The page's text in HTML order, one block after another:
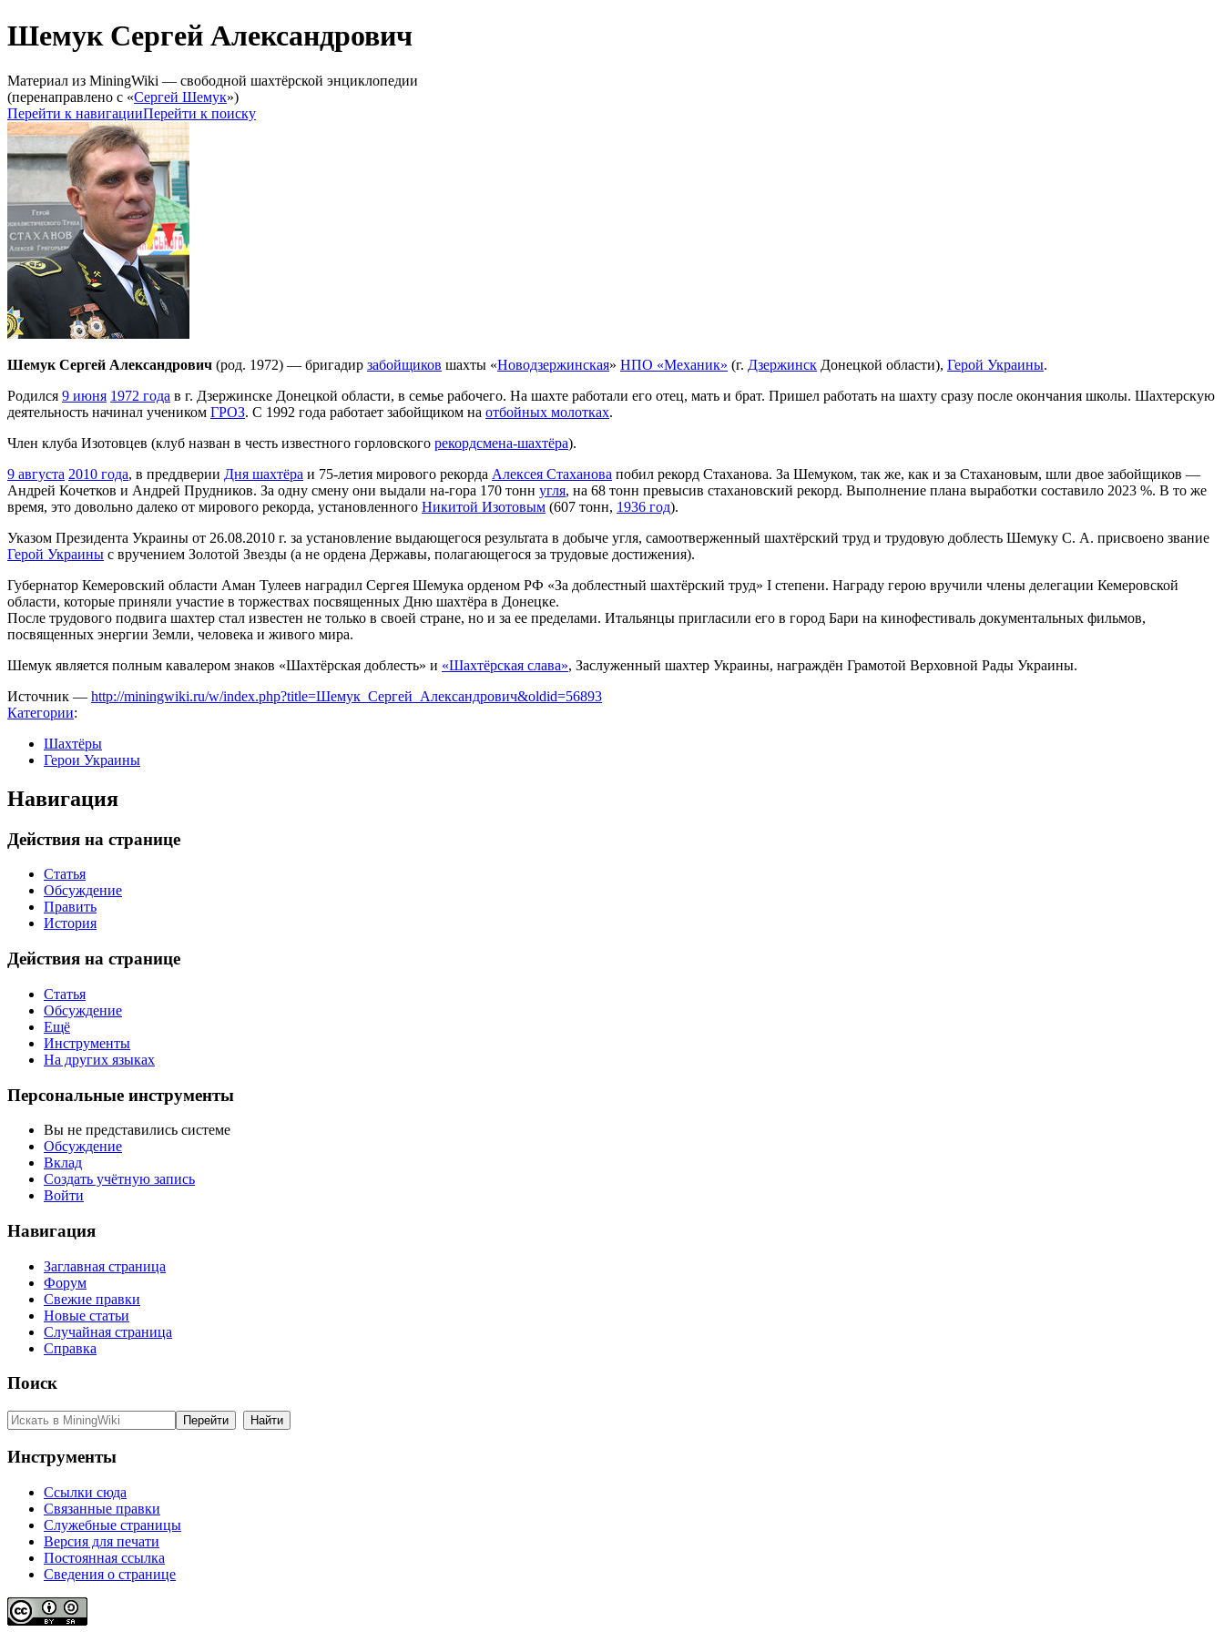
Шемук Сергей Александрович
Материал из MiningWiki — свободной шахтёрской энциклопедии
(перенаправлено с «Сергей Шемук»)
Перейти к навигацииПерейти к поиску
Шемук Сергей Александрович (род. 1972) — бригадир забойщиков шахты «Новодзержинская» НПО «Механик» (г. Дзержинск Донецкой области), Герой Украины.
Родился 9 июня 1972 года в г. Дзержинске Донецкой области, в семье рабочего. На шахте работали его отец, мать и брат. Пришел работать на шахту сразу после окончания школы. Шахтерскую
деятельность начинал учеником ГРОЗ. С 1992 года работает забойщиком на отбойных молотках.
Член клуба Изотовцев (клуб назван в честь известного горловского рекордсмена-шахтёра).
9 августа 2010 года, в преддверии Дня шахтёра и 75-летия мирового рекорда Алексея Стаханова побил рекорд Стаханова. За Шемуком, так же, как и за Стахановым, шли двое забойщиков —
Андрей Кочетков и Андрей Прудников. За одну смену они выдали на-гора 170 тонн угля, на 68 тонн превысив стахановский рекорд. Выполнение плана выработки составило 2023 %. В то же
время, это довольно далеко от мирового рекорда, установленного Никитой Изотовым (607 тонн, 1936 год).
Указом Президента Украины от 26.08.2010 г. за установление выдающегося результата в добыче угля, самоотверженный шахтёрский труд и трудовую доблесть Шемуку С. А. присвоено звание
Герой Украины с вручением Золотой Звезды (а не ордена Державы, полагающегося за трудовые достижения).
Губернатор Кемеровский области Аман Тулеев наградил Сергея Шемука орденом РФ «За доблестный шахтёрский труд» I степени. Награду герою вручили члены делегации Кемеровской
области, которые приняли участие в торжествах посвященных Дню шахтёра в Донецке.
После трудового подвига шахтер стал известен не только в своей стране, но и за ее пределами. Итальянцы пригласили его в город Бари на кинофестиваль документальных фильмов,
посвященных энергии Земли, человека и живого мира.
Шемук является полным кавалером знаков «Шахтёрская доблесть» и «Шахтёрская слава», Заслуженный шахтер Украины, награждён Грамотой Верховной Рады Украины.
Источник — http://miningwiki.ru/w/index.php?title=Шемук_Сергей_Александрович&oldid=56893
Категории:
Шахтёры
Герои Украины
Навигация
Действия на странице
Статья
Обсуждение
Править
История
Действия на странице
Статья
Обсуждение
Ещё
Инструменты
На других языках
Персональные инструменты
Вы не представились системе
Обсуждение
Вклад
Создать учётную запись
Войти
Навигация
Заглавная страница
Форум
Свежие правки
Новые статьи
Случайная страница
Справка
Поиск
Инструменты
Ссылки сюда
Связанные правки
Служебные страницы
Версия для печати
Постоянная ссылка
Сведения о странице